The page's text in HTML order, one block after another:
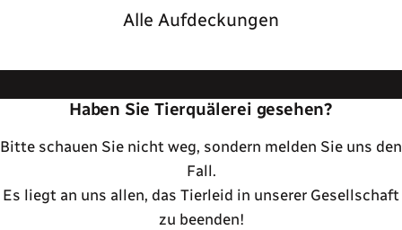
Alle Aufdeckungen
Haben Sie Tierquälerei gesehen?
Bitte schauen Sie nicht weg, sondern melden Sie uns den
Fall.
Es liegt an uns allen, das Tierleid in unserer Gesellschaft
zu beenden!